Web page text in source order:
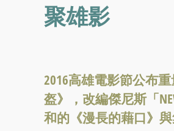
聚雄影
2016高雄電影節公布
盔》，改編傑尼斯「
和的《漫長的藉口》